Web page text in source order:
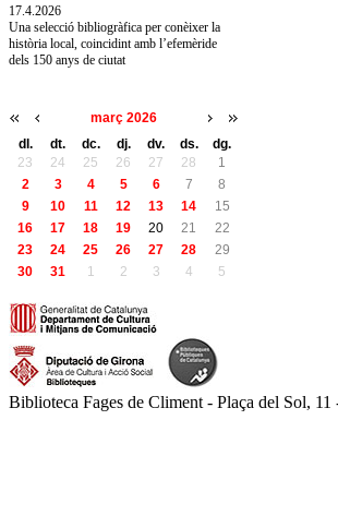
17.4.2026
Una selecció bibliogràfica per conèixer la
història local, coincidint amb l’efemèride
dels 150 anys de ciutat
març 2026
dl.
dt. dc. dj. dv. ds.
dg.
23
24 25 26 27 28
1
2
3 4 5 6 7
8
9
10 11 12 13 14
15
16
17 18 19 20 21
22
23
24 25 26 27 28
29
30
31 1 2 3 4 5
Biblioteca Fages de Climent - Plaça del Sol,